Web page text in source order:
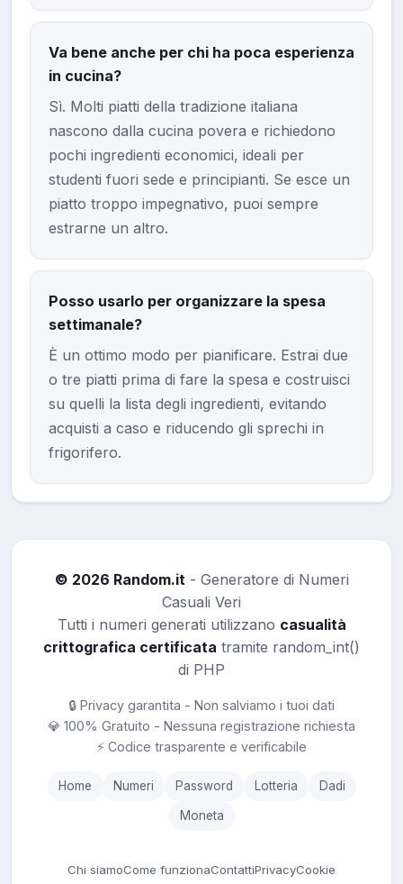
Va bene anche per chi ha poca esperienza
in cucina?
Sì. Molti piatti della tradizione italiana
nascono dalla cucina povera e richiedono
pochi ingredienti economici, ideali per
studenti fuori sede e principianti. Se esce un
piatto troppo impegnativo, puoi sempre
estrarne un altro.
Posso usarlo per organizzare la spesa
settimanale?
È un ottimo modo per pianificare. Estrai due
o tre piatti prima di fare la spesa e costruisci
su quelli la lista degli ingredienti, evitando
acquisti a caso e riducendo gli sprechi in
frigorifero.
© 2026 Random.it- Generatore di Numeri
Casuali Veri
Tutti i numeri generati utilizzano casualità
crittografica certificata tramite random_int()
di PHP
🔒 Privacy garantita - Non salviamo i tuoi dati
💎 100% Gratuito - Nessuna registrazione richiesta
⚡ Codice trasparente e verificabile
Home Numeri Password Lotteria Dadi
Moneta
Chi siamoCome funzionaContattiPrivacyCookie